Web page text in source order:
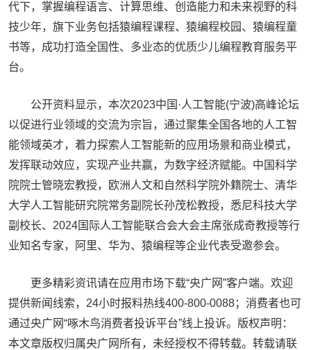
代下，掌握编程语言、计算思维、创造能力和未来视野的科
技少年，旗下业务包括猿编程课程、猿编程校园、猿编程童
书等，成功打造全国性、多业态的优质少儿编程教育服务平
台。
公开资料显示，本次2023中国·人工智能(宁波)高峰论坛
以促进行业领域的交流为宗旨，通过聚集全国各地的人工智
能领域英才，着力探索人工智能新的应用场景和商业模式，
发挥联动效应，实现产业共赢，为数字经济赋能。中国科学
院院士管晓宏教授，欧洲人文和自然科学院外籍院士、清华
大学人工智能研究院常务副院长孙茂松教授，悉尼科技大学
副校长、2024国际人工智能联合会大会主席张成奇教授等行
业知名专家，阿里、华为、猿编程等企业代表受邀参会。
更多精彩资讯请在应用市场下载“央广网”客户端。欢迎
提供新闻线索，24小时报料热线400-800-0088；消费者也可
通过央广网“啄木鸟消费者投诉平台”线上投诉。版权声明：
本文章版权归属央广网所有，未经授权不得转载。转载请联